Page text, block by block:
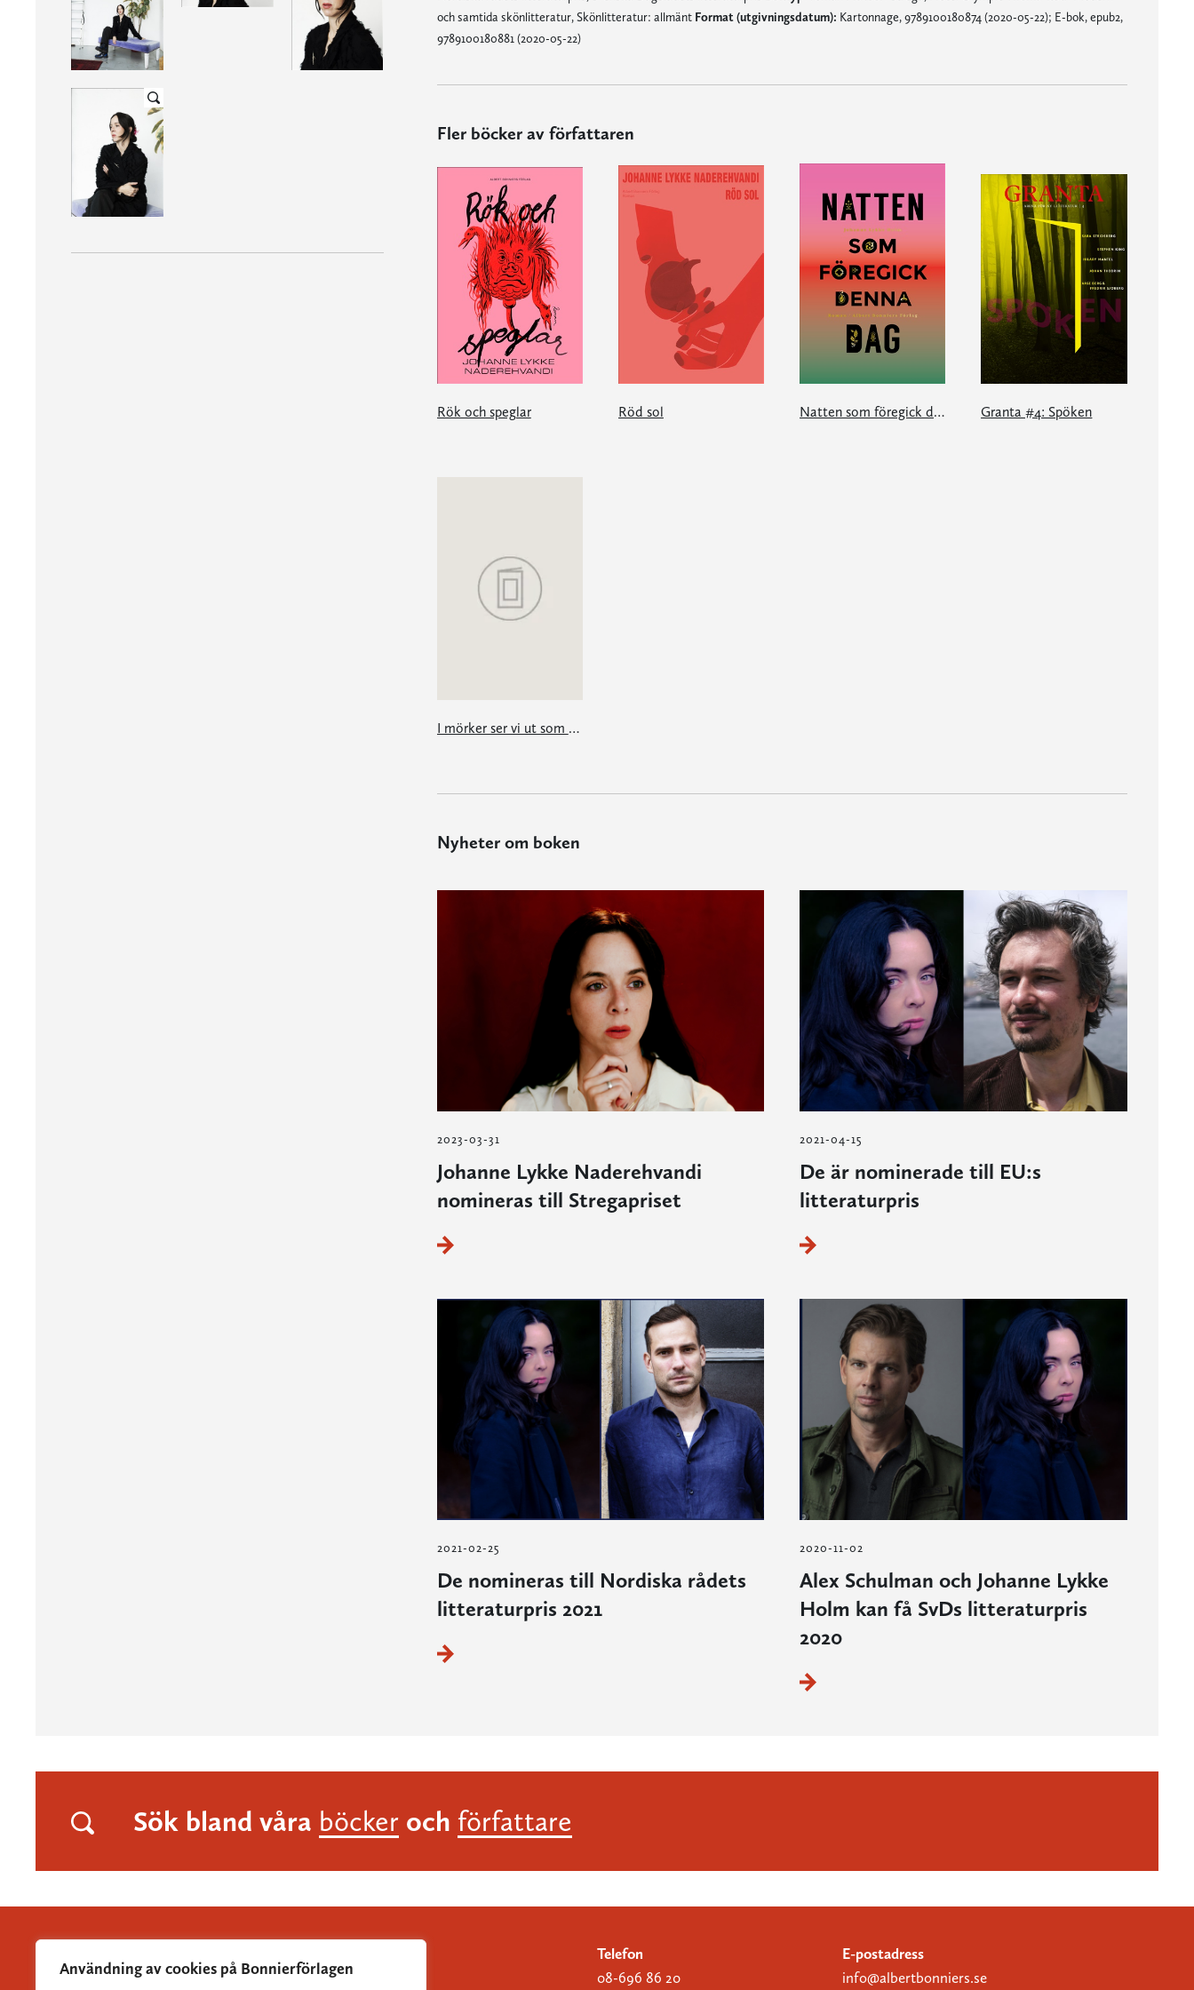
Användning av cookies på Bonnierförlagen
och samtida skönlitteratur, Skönlitteratur: allmänt Format (utgivningsdatum): Kartonnage, 9789100180874 (2020-05-22); E-bok, epub2,
9789100180881 (2020-05-22)
Fler böcker av författaren
Rök och speglar Röd sol Natten som föregick denna dag Granta #4: Spöken
I mörker ser vi ut som systrar eller bröder: en e-singel ur Granta #4
Nyheter om boken
2023-03-31
Johanne Lykke Naderehvandi
nomineras till Stregapriset
2021-04-15
De är nominerade till EU:s
litteraturpris
2021-02-25
De nomineras till Nordiska rådets
litteraturpris 2021
2020-11-02
Alex Schulman och Johanne Lykke
Holm kan få SvDs litteraturpris
2020
Sök bland våra böcker och författare
Telefon
08-696 86 20
E-postadress
info@albertbonniers.se